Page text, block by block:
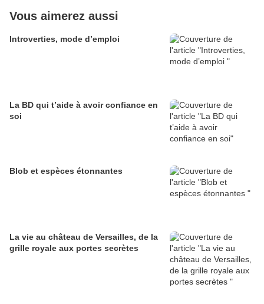
Vous aimerez aussi
Introverties, mode d’emploi
La BD qui t’aide à avoir confiance en
soi
Blob et espèces étonnantes
La vie au château de Versailles, de la
grille royale aux portes secrètes